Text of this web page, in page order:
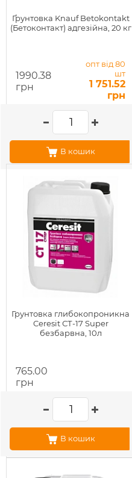
Ґрунтовка Knauf Betokontakt
(Бетоконтакт) адгезійна, 20 кг
1990.38
грн
опт від 80
шт
1 751.52
грн
В кошик
Грунтовка глибокопроникна
Ceresit СТ-17 Super
безбарвна, 10л
765.00
грн
В кошик